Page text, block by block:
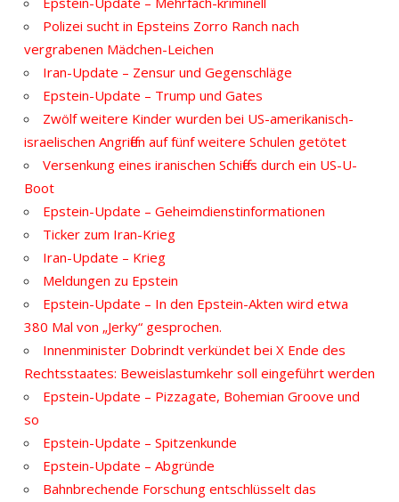
Polizei sucht in Epsteins Zorro Ranch nach
vergrabenen Mädchen-Leichen
Iran-Update – Zensur und Gegenschläge
Epstein-Update – Trump und Gates
Zwölf weitere Kinder wurden bei US-amerikanisch-
israelischen Angriffen auf fünf weitere Schulen getötet
Versenkung eines iranischen Schiffes durch ein US-U-
Boot
Epstein-Update – Geheimdienstinformationen
Ticker zum Iran-Krieg
Iran-Update – Krieg
Meldungen zu Epstein
Epstein-Update – In den Epstein-Akten wird etwa
380 Mal von „Jerky“ gesprochen.
Innenminister Dobrindt verkündet bei X Ende des
Rechtsstaates: Beweislastumkehr soll eingeführt werden
Epstein-Update – Pizzagate, Bohemian Groove und
so
Epstein-Update – Spitzenkunde
Epstein-Update – Abgründe
Bahnbrechende Forschung entschlüsselt das